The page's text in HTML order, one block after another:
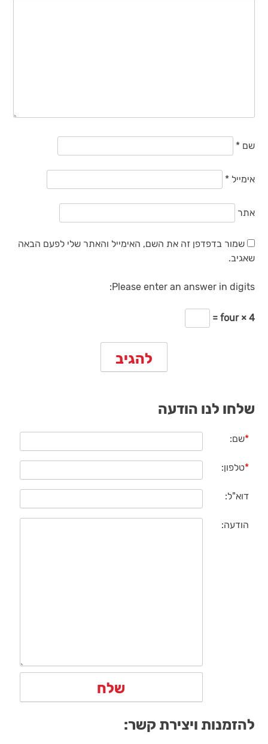
שם*
אימייל*
אתר
שמור בדפדפן זה את השם, האימייל והאתר שלי לפעם הבאה
שאגיב.
Please enter an answer in digits:
four × 4 =
שלחו לנו הודעה
*שם:
*טלפון:
דוא"ל:
הודעה:
להזמנות ויצירת קשר: